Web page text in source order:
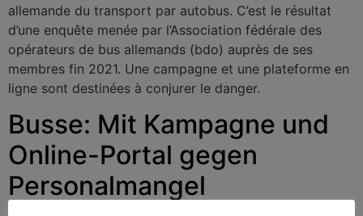
allemande du transport par autobus. C’est le résultat
d’une enquête menée par l’Association fédérale des
opérateurs de bus allemands (bdo) auprès de ses
membres fin 2021. Une campagne et une plateforme en
ligne sont destinées à conjurer le danger.
Busse: Mit Kampagne und
Online-Portal gegen
Personalmangel